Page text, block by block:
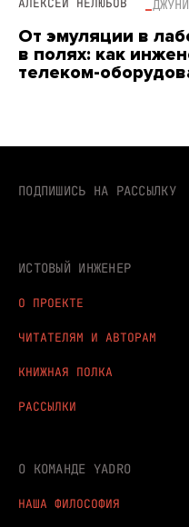
От эмуляции в
в полях: как
телеком-
ИСТОВЫЙ ИНЖЕНЕР
О ПРОЕКТЕ
ЧИТАТЕЛЯМ И АВТОРАМ
КНИЖНАЯ ПОЛКА
РАССЫЛКИ
О КОМАНДЕ YADRO
НАША ФИЛОСОФИЯ
ПОДПИШИСЬ НА РАССЫЛКУ